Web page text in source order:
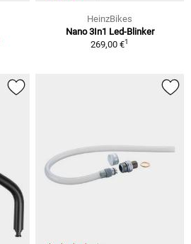
HeinzBikes
Nano 3In1 Led-Blinker
269,00 €1